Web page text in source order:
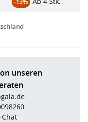
-13%
unseren
Chat